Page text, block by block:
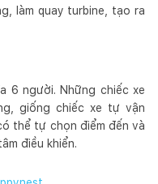
làm quay turbine, tạo ra
6 người. Những chiếc xe
giống chiếc xe tự vận
thể tự chọn điểm đến và
điều khiển.